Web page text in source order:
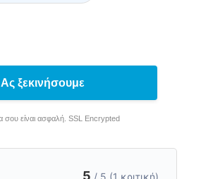
Ας ξεκινήσουμε
σου είναι ασφαλή. SSL Encrypted
5 / 5 (1 κριτική)